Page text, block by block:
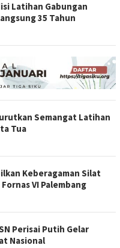
Latihan Gabungan
35 Tahun
Semangat Latihan
Tua
Keberagaman Silat
VI Palembang
Perisai Putih Gelar
Nasional